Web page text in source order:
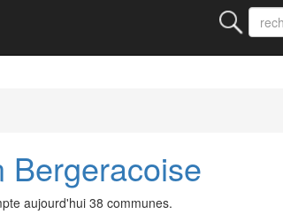
Bergeracoise
aujourd'hui 38 communes.